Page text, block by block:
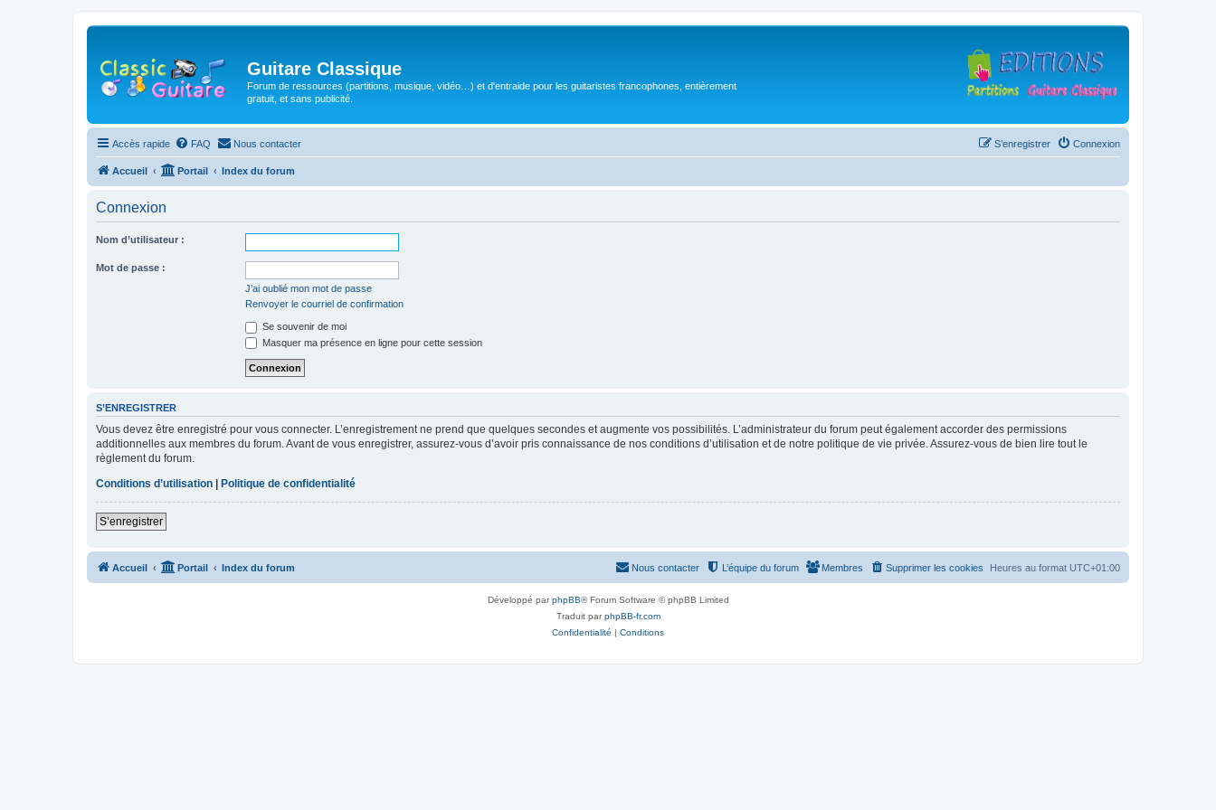
Guitare Classique
Forum de ressources (partitions, musique, vidéo…) et d'entraide pour les guitaristes francophones, entièrement
gratuit, et sans publicité.
Accès rapide FAQ Nous contacter Connexion
S’enregistrer
Accueil Portail Index du forum
Connexion
Nom d’utilisateur :
Mot de passe :
J’ai oublié mon mot de passe
Renvoyer le courriel de confirmation
Se souvenir de moi
Masquer ma présence en ligne pour cette session
S’ENREGISTRER
Vous devez être enregistré pour vous connecter. L’enregistrement ne prend que quelques secondes et augmente vos possibilités. L’administrateur du forum peut également accorder des permissions
additionnelles aux membres du forum. Avant de vous enregistrer, assurez-vous d’avoir pris connaissance de nos conditions d’utilisation et de notre politique de vie privée. Assurez-vous de bien lire tout le
règlement du forum.
Conditions d’utilisation | Politique de confidentialité
S’enregistrer
Accueil Portail Index du forum Heures au format UTC+01:00
Supprimer les cookies
Membres
L’équipe du forum
Nous contacter
Développé parphpBB® Forum Software © phpBB Limited
Traduit parphpBB-fr.com
Confidentialité | Conditions